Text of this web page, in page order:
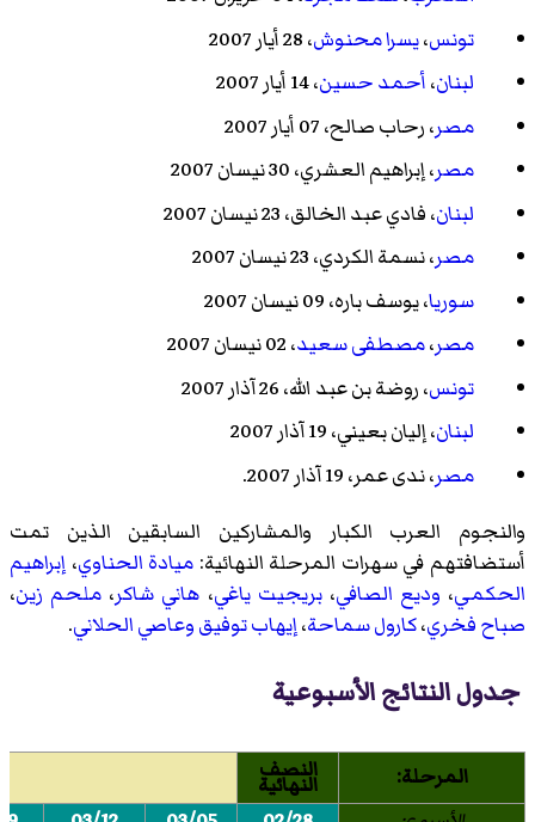
تونس،يسرا محنوش، 28 أيار 2007
لبنان،أحمد حسين، 14 أيار 2007
مصر،رحاب صالح، 07 أيار 2007
مصر،إبراهيم العشري، 30 نيسان 2007
لبنان،فادي عبد الخالق، 23 نيسان 2007
مصر،نسمة الكردي، 23 نيسان 2007
سوريا،يوسف باره، 09 نيسان 2007
مصر،مصطفى سعيد، 02 نيسان 2007
تونس،روضة بن عبد الله، 26 آذار 2007
لبنان،إليان بعيني، 19 آذار 2007
مصر،ندى عمر، 19 آذار 2007.
والنجوم العرب الكبار والمشاركين السابقين الذين تمت
أستضافتهم في سهرات المرحلة النهائية: ميادة الحناوي، إبراهيم
الحكمي، وديع الصافي،بريجيت ياغي، هاني شاكر، ملحم زين،
صباح فخري،كارول سماحة،إيهاب توفيقوعاصي الحلاني.
جدول النتائج الأسبوعية
المرحلة: النصف
النهائية